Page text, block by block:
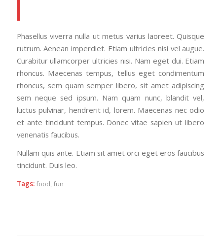
Phasellus viverra nulla ut metus varius laoreet. Quisque
rutrum. Aenean imperdiet. Etiam ultricies nisi vel augue.
Curabitur ullamcorper ultricies nisi. Nam eget dui. Etiam
rhoncus. Maecenas tempus, tellus eget condimentum
rhoncus, sem quam semper libero, sit amet adipiscing
sem neque sed ipsum. Nam quam nunc, blandit vel,
luctus pulvinar, hendrerit id, lorem. Maecenas nec odio
et ante tincidunt tempus. Donec vitae sapien ut libero
venenatis faucibus.
Nullam quis ante. Etiam sit amet orci eget eros faucibus
tincidunt. Duis leo.
Tags:food,fun